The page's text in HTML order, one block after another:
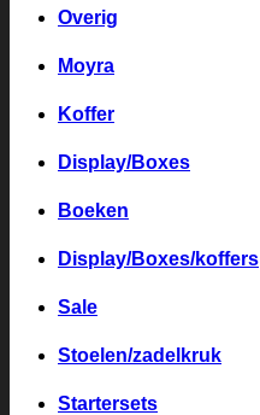
Overig
Moyra
Koffer
Display/Boxes
Boeken
Display/Boxes/koffers
Sale
Stoelen/zadelkruk
Startersets